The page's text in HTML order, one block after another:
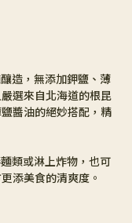
造，無添加鉀鹽、薄
選來自北海道的根昆
醬油的絕妙搭配，精
類或淋上炸物，也可
添美食的清爽度。